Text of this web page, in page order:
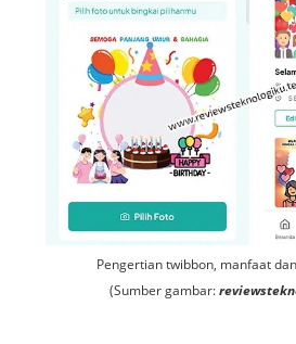
Pengertian twibbon, manfaat
(Sumber gambar: